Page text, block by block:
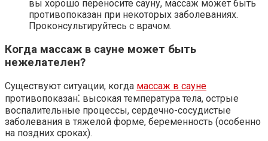
вы хорошо переносите сауну, массаж может быть
противопоказан при некоторых заболеваниях.
Проконсультируйтесь с врачом.
Когда массаж в сауне может быть
нежелателен?
Существуют ситуации, когда массаж в сауне
противопоказан⁚ высокая температура тела, острые
воспалительные процессы, сердечно-сосудистые
заболевания в тяжелой форме, беременность (особенно
на поздних сроках).